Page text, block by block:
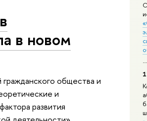
в новом
общества и
и
развития